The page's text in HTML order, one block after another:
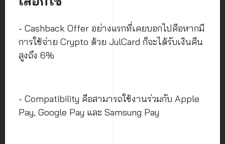
- Cashback Offer อย่างแรกที่เคยบอกไปคือหากมี
การใช้จ่าย Crypto ด้วย JulCard ก็จะได้รับเงินคืน
สูงถึง 6%
- Compatibility คือสามารถใช้งานร่วมกับ Apple
Pay, Google Pay และ Samsung Pay